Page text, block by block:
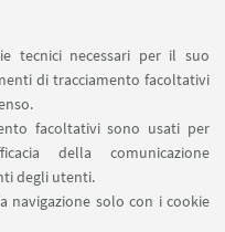
tecnici necessari per il suo
di tracciamento facoltativi
facoltativi sono usati per
della comunicazione
degli utenti.
navigazione solo con i cookie
beni
SU: